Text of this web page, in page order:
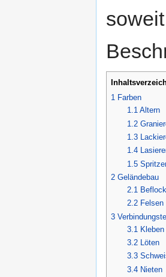
1 Farben
1.1 Altern
1.2
1.3
1.4
1.5
2 Geländebau
2.1
2.2 Felsen
3
3.1 Kleben
3.2 Löten
3.3
3.4 Nieten